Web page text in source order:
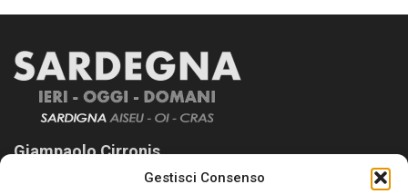
Gestisci Consenso
Giampaolo Cirronis
Sardegna Ieri-Oggi-Domani nasce per informare “liberamente” i